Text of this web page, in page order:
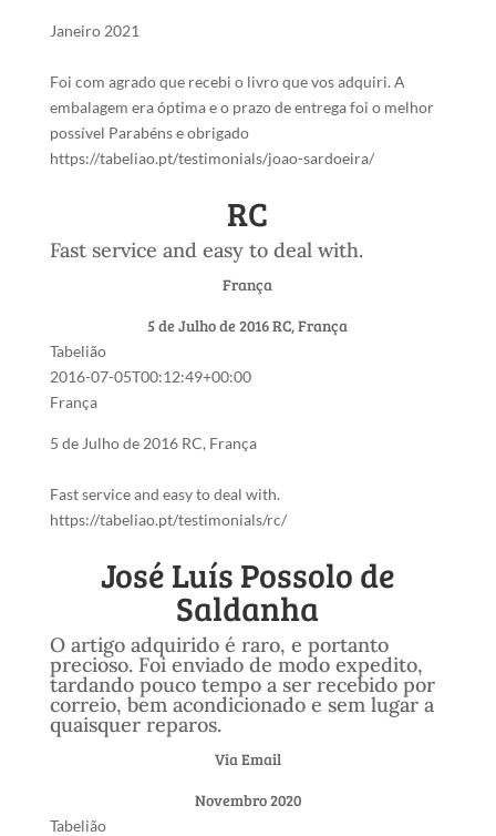
Janeiro 2021
Foi com agrado que recebi o livro que vos adquiri. A
embalagem era óptima e o prazo de entrega foi o melhor
possível Parabéns e obrigado
https://tabeliao.pt/testimonials/joao-sardoeira/
RC
Fast service and easy to deal with.
França
5 de Julho de 2016RC, França
Tabelião
2016-07-05T00:12:49+00:00
França
5 de Julho de 2016 RC, França
Fast service and easy to deal with.
https://tabeliao.pt/testimonials/rc/
José Luís Possolo de
Saldanha
O artigo adquirido é raro, e portanto
precioso. Foi enviado de modo expedito,
tardando pouco tempo a ser recebido por
correio, bem acondicionado e sem lugar a
quaisquer reparos.
Via Email
Novembro 2020
Tabelião